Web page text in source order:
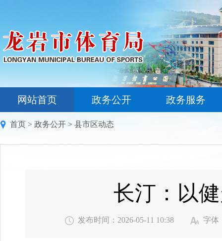
网站首页 政务公开 政务服务
首页 > 政务公开 > 县市区动态
长汀：以
发布时间：2026-05-11 10:38 字体